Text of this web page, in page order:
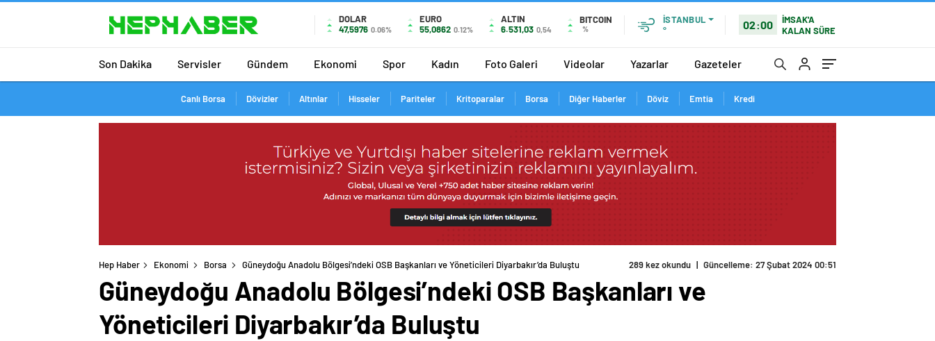
DOLAR
47,5976 0.06%
EURO
55,0862 0.12%
ALTIN
6.531,03 0,54
BITCOIN
%
İSTANBUL
°
02:00
İMSAK'A
KALAN SÜRE
Son Dakika Servisler Gündem Ekonomi Spor Kadın Foto Galeri Videolar Yazarlar Gazeteler
Canlı Borsa Dövizler Altınlar Hisseler Pariteler Kritoparalar Borsa Diğer Haberler Döviz Emtia Kredi
Hep Haber Ekonomi Borsa Güneydoğu Anadolu Bölgesi’ndeki OSB Başkanları ve Yöneticileri Diyarbakır’da Buluştu 289 kez okundu | Güncelleme: 27 Şubat 2024 00:51
Güneydoğu Anadolu Bölgesi’ndeki OSB Başkanları ve
Yöneticileri Diyarbakır’da Buluştu